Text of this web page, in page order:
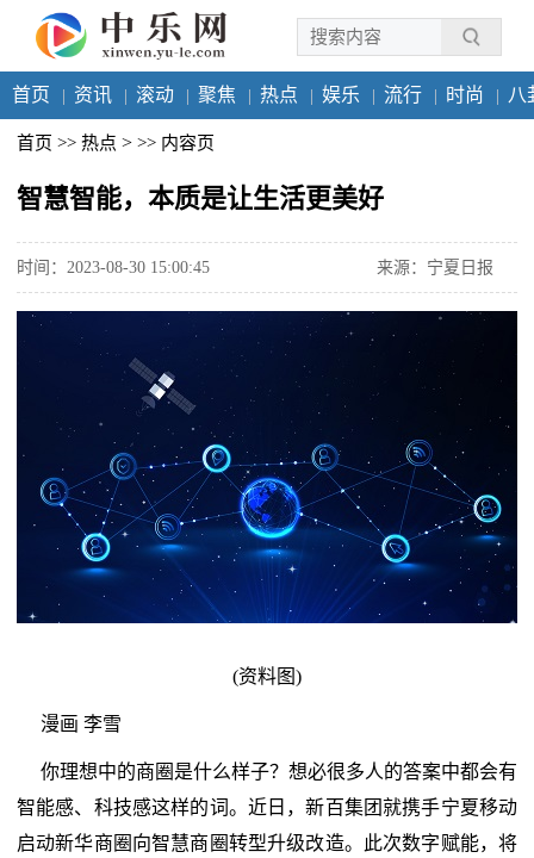
首页 资讯 滚动 聚焦 热点 娱乐 流行 时尚 八
首页 >> 热点 > >> 内容页
智慧智能，本质是让生活更美好
时间：2023-08-30 15:00:45 来源：宁夏日报
(资料图)
漫画 李雪
你理想中的商圈是什么样子？想必很多人的答案中都会有
智能感、科技感这样的词。近日，新百集团就携手宁夏移动
启动新华商圈向智慧商圈转型升级改造。此次数字赋能，将